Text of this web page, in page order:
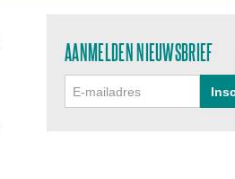
AANMELDEN NIEUWSBRIEF